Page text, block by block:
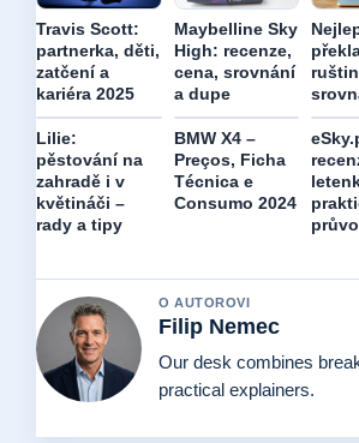
Travis Scott:
partnerka, děti,
zatčení a
kariéra 2025
Maybelline Sky
High: recenze,
cena, srovnání
a dupe
Lilie:
pěstování na
zahradě i v
květináči –
rady a tipy
BMW X4 –
Preços, Ficha
Técnica e
Consumo 2024
O AUTOROVI
Filip Nemec
Our desk combines
practical explainers.